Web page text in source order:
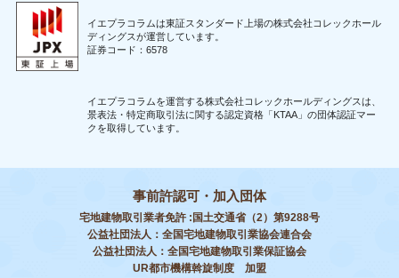
イエプラコラムは東証スタンダード上場の株式会社コレックホール
ディングスが運営しています。
証券コード：6578
イエプラコラムを運営する株式会社コレックホールディングスは、
景表法・特定商取引法に関する認定資格「KTAA」の団体認証マー
クを取得しています。
事前許認可・加入団体
宅地建物取引業者免許 :国土交通省（2）第9288号
公益社団法人：全国宅地建物取引業協会連合会
公益社団法人：全国宅地建物取引業保証協会
UR都市機構斡旋制度 加盟